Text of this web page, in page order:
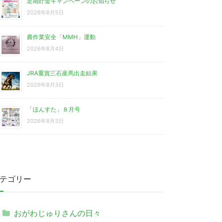
2026年8月5日
農作業安全「MMH」運動
2026年8月4日
JRA重賞三石産馬出走結果
2026年8月3日
「ほんすた」８月号
2026年8月3日
ゴリー
おがわじゅりさんの日々